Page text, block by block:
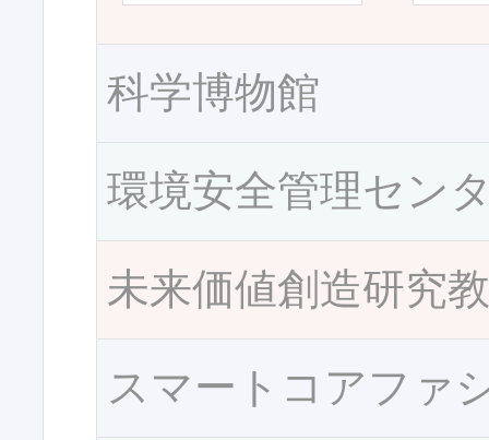
科学博物館
環境安全管理セン
未来価値創造研究
スマートコアファ